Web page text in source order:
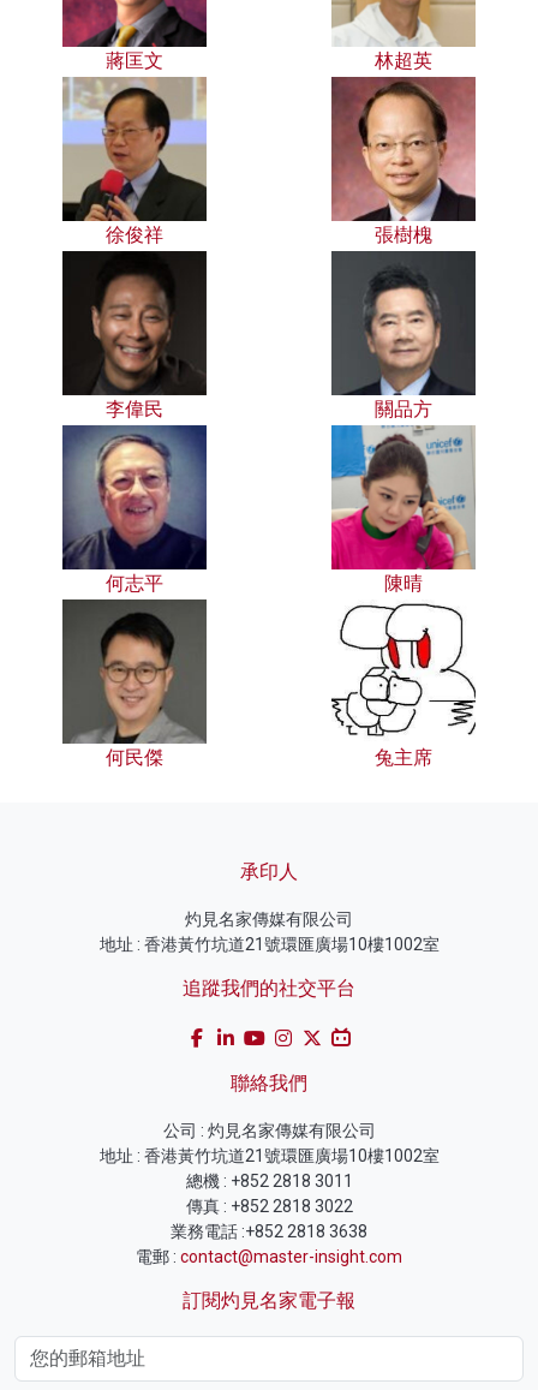
蔣匡文 林超英
徐俊祥 張樹槐
李偉民 關品方
何志平 陳晴
何民傑 兔主席
承印人
灼見名家傳媒有限公司
地址 : 香港黃竹坑道21號環匯廣場10樓1002室
追蹤我們的社交平台
聯絡我們
公司 : 灼見名家傳媒有限公司
地址 : 香港黃竹坑道21號環匯廣場10樓1002室
總機 : +852 2818 3011
傳真 : +852 2818 3022
業務電話 :+852 2818 3638
電郵 : contact@master-insight.com
訂閱灼見名家電子報